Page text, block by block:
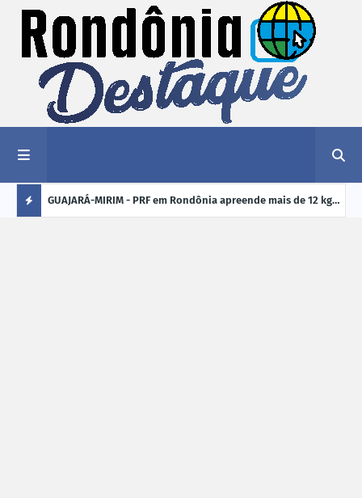
kg de GUAJARÁ-MIRIM - PRF em Rondônia apreende mais de 12 kg